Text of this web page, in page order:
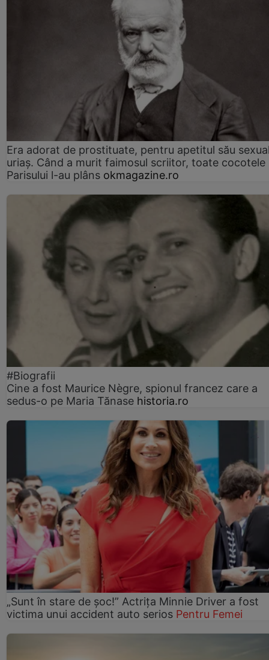
Era adorat de prostituate, pentru apetitul său
uriaș. Când a murit faimosul scriitor, toate cocotele
Parisului l-au plâns okmagazine.ro
#Biografii
Cine a fost Maurice Nègre, spionul francez care a
sedus-o pe Maria Tănase historia.ro
„Sunt în stare de șoc!” Actrița Minnie Driver a fost
victima unui accident auto serios Pentru Femei